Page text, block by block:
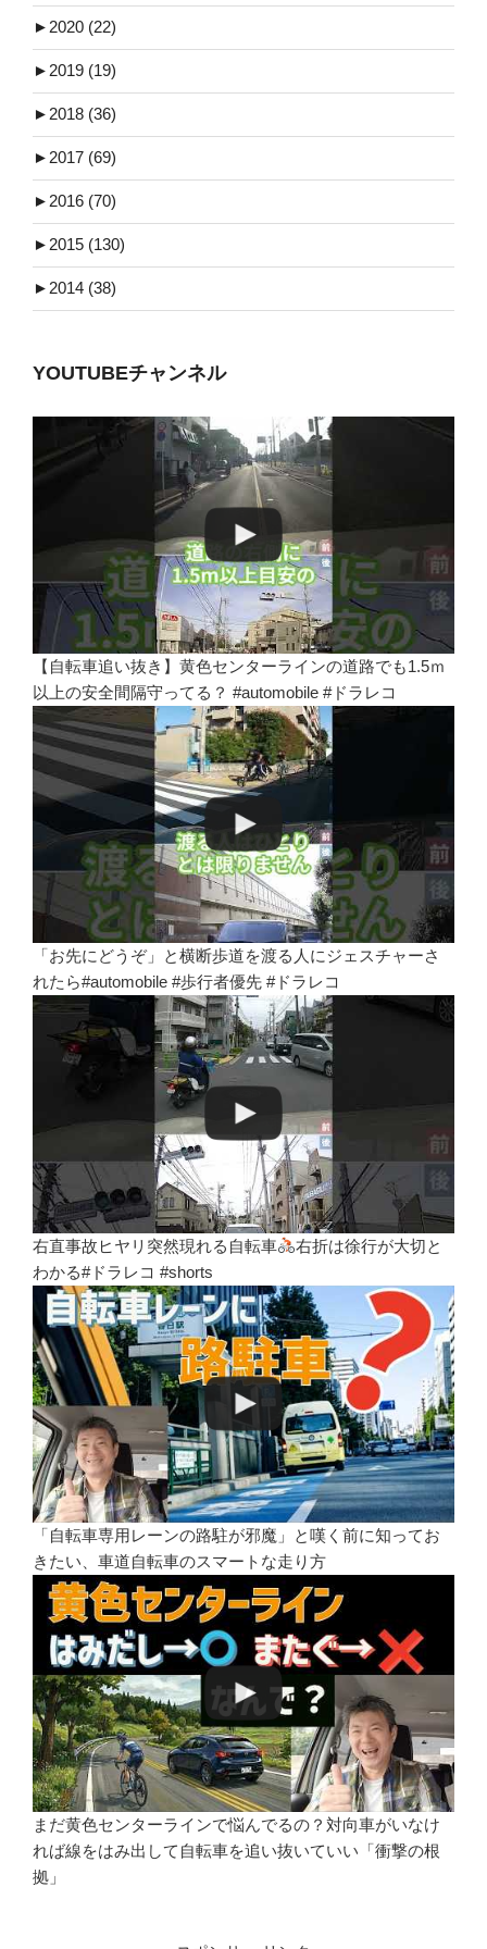
► 2020 (22)
► 2019 (19)
► 2018 (36)
► 2017 (69)
► 2016 (70)
► 2015 (130)
► 2014 (38)
YOUTUBEチャンネル
【自転車追い抜き】黄色センターラインの道路でも1.5ｍ
以上の安全間隔守ってる？ #automobile #ドラレコ
「お先にどうぞ」と横断歩道を渡る人にジェスチャーさ
れたら#automobile #歩行者優先 #ドラレコ
右直事故ヒヤリ突然現れる自転車
右折は徐行が大切と
わかる#ドラレコ #shorts
「自転車専用レーンの路駐が邪魔」と嘆く前に知ってお
きたい、車道自転車のスマートな走り方
まだ黄色センターラインで悩んでるの？対向車がいなけ
れば線をはみ出して自転車を追い抜いていい「衝撃の根
拠」